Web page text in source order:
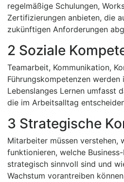
regelmäßige Schulungen,
Zertifizierungen anbieten, die
zukünftigen Anforderungen
2 Soziale
Teamarbeit, Kommunikation,
Führungskompetenzen werden
Lebenslanges Lernen umfasst
die im Arbeitsalltag
3 Strategische
Mitarbeiter müssen verstehen,
funktionieren, welche
strategisch sinnvoll sind und
Wachstum vorantreiben